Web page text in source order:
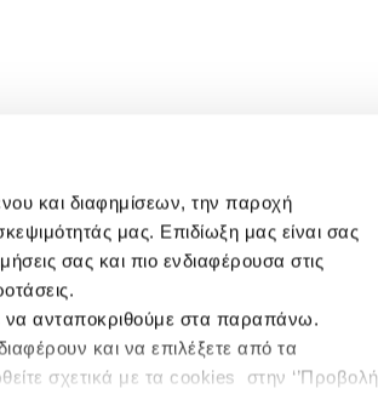
και διαφημίσεων, την παροχή
μας. Επιδίωξη μας είναι σας
σας και πιο ενδιαφέρουσα στις
να ανταποκριθούμε στα παραπάνω.
και να επιλέξετε από τα
σχετικά με τα cookies στην ‘’Προβολή